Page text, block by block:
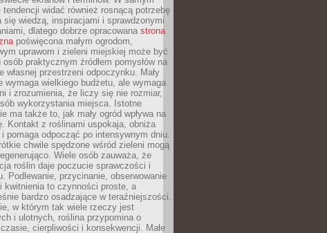
tendencji widać również rosnącą potrzebę
się wiedzą, inspiracjami i sprawdzonymi
dlatego dobrze opracowana strona
poświęcona małym ogrodom,
uprawom i zieleni miejskiej może być
osób praktycznym źródłem pomysłów na
własnej przestrzeni odpoczynku. Mały
wymaga wielkiego budżetu, ale wymaga
i zrozumienia, że liczy się nie rozmiar,
wykorzystania miejsca. Istotne
ma także to, jak mały ogród wpływa na
Kontakt z roślinami uspokaja, obniża
i pomaga odpocząć po intensywnym dniu.
chwile spędzone wśród zieleni mogą
Wiele osób zauważa, że
roślin daje poczucie sprawczości i
Podlewanie, przycinanie, obserwowanie
kwitnienia to czynności proste, a
bardzo osadzające w teraźniejszości.
w którym tak wiele rzeczy jest
i ulotnych, roślina przypomina o
cierpliwości i konsekwencji. Małe